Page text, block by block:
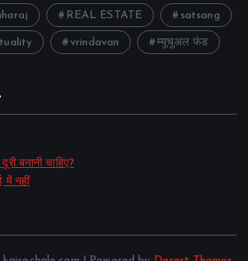
REAL ESTATE satsang
vrindavan म्यूचुअल फंड
बनानी चाहिए?
में नहीं